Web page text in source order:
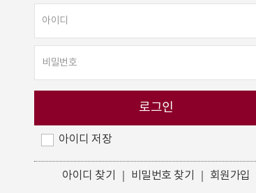
아이디 저장
아이디 찾기 비밀번호 찾기 회원가입